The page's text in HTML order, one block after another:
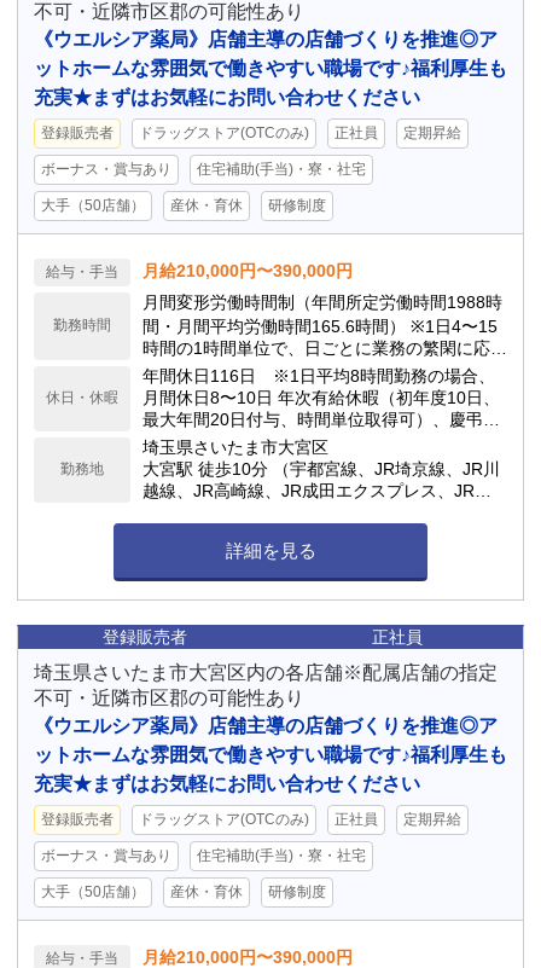
不可・近隣市区郡の可能性あり
《ウエルシア薬局》店舗主導の店舗づくりを推進◎ア
ットホームな雰囲気で働きやすい職場です♪福利厚生も
充実★まずはお気軽にお問い合わせください
登録販売者 ドラッグストア(OTCのみ) 正社員 定期昇給
ボーナス・賞与あり 住宅補助(手当)・寮・社宅
大手（50店舗） 産休・育休 研修制度
給与・手当 月給210,000円〜390,000円
勤務時間
月間変形労働時間制（年間所定労働時間1988時
間・月間平均労働時間165.6時間） ※1日4〜15
時間の1時間単位で、日ごとに業務の繁閑に応じ
て勤務時間を設定します。
休日・休暇
年間休日116日 ※1日平均8時間勤務の場合、
月間休日8〜10日 年次有給休暇（初年度10日、
最大年間20日付与、時間単位取得可）、慶弔休
暇、子の看護休暇、介護休暇 他
勤務地
埼玉県さいたま市大宮区
大宮駅 徒歩10分 （宇都宮線、JR埼京線、JR川
越線、JR高崎線、JR成田エクスプレス、JR京
線）） / さいたま新都心駅 徒歩12分 （宇都宮
線、JR高崎線、JR京浜東北線） / 大宮駅 徒歩1
2分 （ニューシャトル）
詳細を見る
登録販売者 正社員
埼玉県さいたま市大宮区内の各店舗※配属店舗の指定
不可・近隣市区郡の可能性あり
《ウエルシア薬局》店舗主導の店舗づくりを推進◎ア
ットホームな雰囲気で働きやすい職場です♪福利厚生も
充実★まずはお気軽にお問い合わせください
登録販売者 ドラッグストア(OTCのみ) 正社員 定期昇給
ボーナス・賞与あり 住宅補助(手当)・寮・社宅
大手（50店舗） 産休・育休 研修制度
給与・手当 月給210,000円〜390,000円